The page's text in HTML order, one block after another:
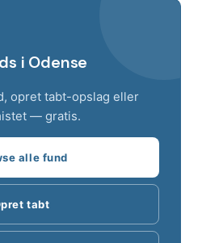
i Odense
opret tabt-opslag eller
— gratis.
alle fund
tabt